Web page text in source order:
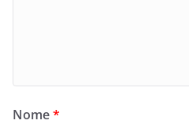
Nome*